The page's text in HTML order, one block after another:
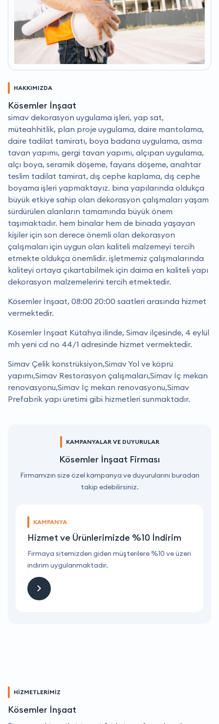
HAKKIMIZDA
Kösemler İnşaat
simav dekorasyon uygulama işleri, yap sat,
müteahhitlik, plan proje uygulama, daire mantolama,
daire tadilat tamiratı, boya badana uygulama, asma
tavan yapımı, gergi tavan yapımı, alçıpan uygulama,
alçı boya, seramik döşeme, fayans döşeme, anahtar
teslim tadilat tamirat, dış cephe kaplama, dış cephe
boyama işleri yapmaktayız. bina yapılarında oldukça
büyük etkiye sahip olan dekorasyon çalışmaları yaşam
sürdürülen alanların tamamında büyük önem
taşımaktadır. hem binalar hem de binada yaşayan
kişiler için son derece önemli olan dekorasyon
çalışmaları için uygun olan kaliteli malzemeyi tercih
etmekte oldukça önemlidir. i̇şletmemiz çalışmalarında
kaliteyi ortaya çıkartabilmek için daima en kaliteli yapı
dekorasyon malzemelerini tercih etmektedir.
Kösemler İnşaat, 08:00 20:00 saatleri arasında hizmet
vermektedir.
Kösemler İnşaat Kütahya ilinde, Simav ilçesinde, 4 eylül
mh yeni cd no 44/1 adresinde hizmet vermektedir.
Simav Çelik konstrüksiyon,Simav Yol ve köprü
yapımı,Simav Restorasyon çalışmaları,Simav İç mekan
renovasyonu,Simav İç mekan renovasyonu,Simav
Prefabrik yapı üretimi gibi hizmetleri sunmaktadır.
KAMPANYALAR VE DUYURULAR
Kösemler İnşaat Firması
Firmamızın size özel kampanya ve duyurularını buradan
takip edebilirsiniz.
KAMPANYA
Hizmet ve Ürünlerimizde %10 İndirim
Firmaya sitemizden giden müşterilere %10 ve üzeri
indirim uygulanmaktadır.
HİZMETLERİMİZ
Kösemler İnşaat